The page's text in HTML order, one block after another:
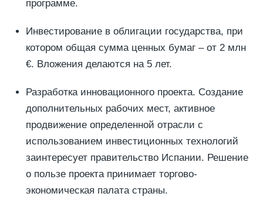
программе.
Инвестирование в облигации государства, при
котором общая сумма ценных бумаг – от 2 млн
€. Вложения делаются на 5 лет.
Разработка инновационного проекта. Создание
дополнительных рабочих мест, активное
продвижение определенной отрасли с
использованием инвестиционных технологий
заинтересует правительство Испании. Решение
о пользе проекта принимает торгово-
экономическая палата страны.